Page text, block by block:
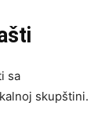
sa
skupštini.